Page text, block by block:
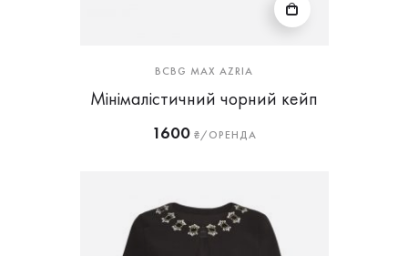
BCBG MAX AZRIA
Мінімалістичний чорний кейп
1600₴/ОРЕНДА